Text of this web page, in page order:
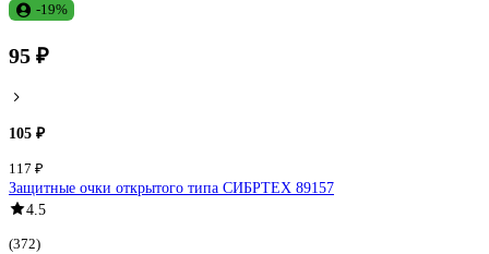
-19%
95 ₽
105 ₽
117 ₽
Защитные очки открытого типа СИБРТЕХ 89157
4.5
(372)